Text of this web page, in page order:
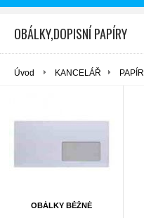
OBÁLKY,DOPISNÍ PAPÍRY
Úvod KANCELÁŘ PAPÍR
OBÁLKY BĚŽNÉ